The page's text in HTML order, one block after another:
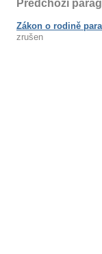
Předchozí
Zákon o rodině
zrušen